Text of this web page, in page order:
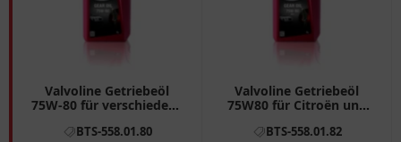
Valvoline Getriebeöl
75W-80 für verschiedene
BTS-558.01.80
Valvoline Getriebeöl
75W80 für Citroën und
BTS-558.01.82